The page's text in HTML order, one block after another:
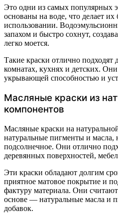
Это одни из самых популярных
основаны на воде, что делает
использовании.
запахом и быстро сохнут,
легко моется.
Такие краски отлично
комнатах, кухнях и детских.
укрывающей способностью и
Масляные краски из
компонентов
Масляные краски на
натуральные пигменты и масла,
подсолнечное. Они отлично
деревянных поверхностей,
Эти краски обладают долгим
приятное матовое покрытие и
фактуру материала. Они
основе — натуральные масла и
добавок.